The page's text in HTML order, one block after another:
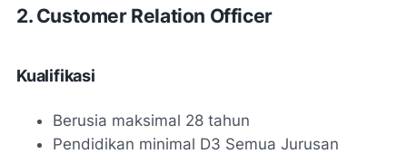
2. Customer Relation Officer
Kualifikasi
Berusia maksimal 28 tahun
Pendidikan minimal D3 Semua Jurusan